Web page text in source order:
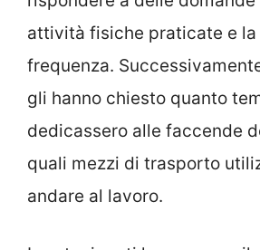
attività fisiche praticate e la
frequenza.
gli hanno chiesto quanto
dedicassero alle faccende
quali mezzi di trasporto
andare al lavoro.